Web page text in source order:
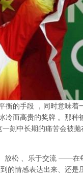
衡的手段 ，同时意味
冷而高贵的奖牌 。那种
一刻中长期的痛苦会被
、放松 、乐于交流 ——在
的情感表达出来、还是